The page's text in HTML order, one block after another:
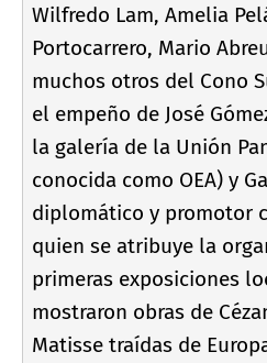
Wilfredo Lam, Amelia
Portocarrero, Mario
muchos otros del Cono
el empeño de José
la galerí­a de la Unión
conocida como OEA) y
diplomático y promotor
quien se atribuye la
primeras exposiciones
mostraron obras de
Matisse traí­das de